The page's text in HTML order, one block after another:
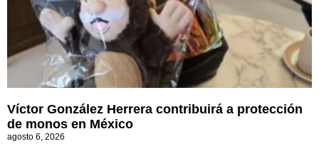
Víctor González Herrera contribuirá a protección
de monos en México
agosto 6, 2026